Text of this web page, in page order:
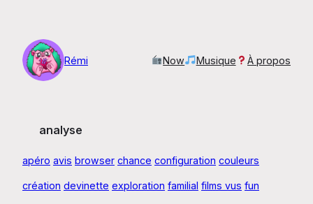
contenu
Rémi
Now Musique À propos
analyse
apéro avis browser chance configuration couleurs
création devinette exploration familial films vus fun